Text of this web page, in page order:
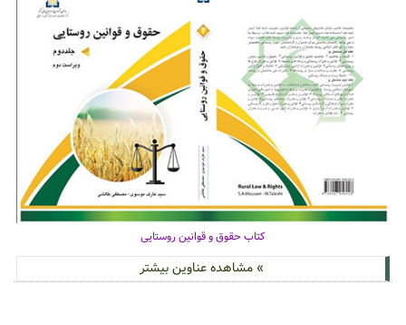
کتاب حقوق و قوانین روستایی
» مشاهده عناوین بیشتر